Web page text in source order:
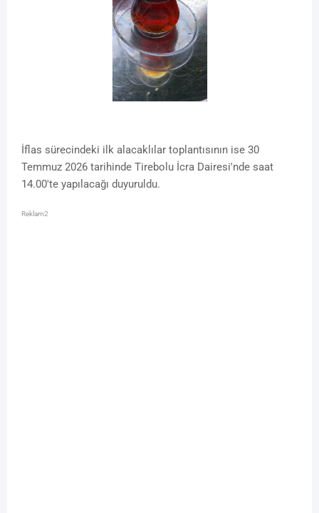
İflas sürecindeki ilk alacaklılar toplantısının ise 30
Temmuz 2026 tarihinde Tirebolu İcra Dairesi'nde saat
14.00'te yapılacağı duyuruldu.
Reklam2